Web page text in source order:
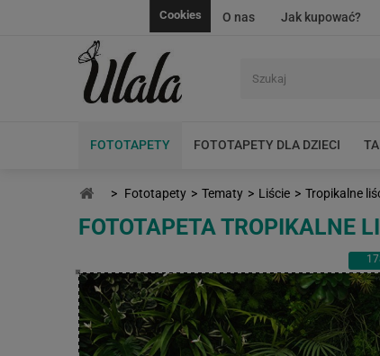
O nas Jak kupować?
Cookies
FOTOTAPETY FOTOTAPETY DLA DZIECI
> Fototapety > Tematy > Liście > Tropikalne
FOTOTAPETA TROPIKALNE